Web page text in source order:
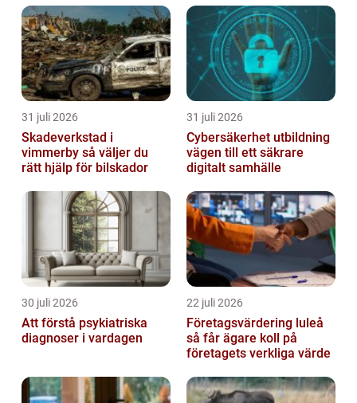
31 juli 2026
Skadeverkstad i
vimmerby så väljer du
rätt hjälp för bilskador
31 juli 2026
Cybersäkerhet utbildning
vägen till ett säkrare
digitalt samhälle
30 juli 2026
Att förstå psykiatriska
diagnoser i vardagen
22 juli 2026
Företagsvärdering luleå
så får ägare koll på
företagets verkliga värde